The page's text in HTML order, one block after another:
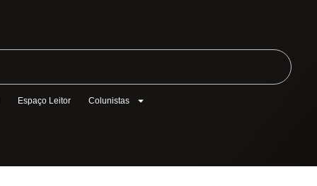
Espaço Leitor Colunistas